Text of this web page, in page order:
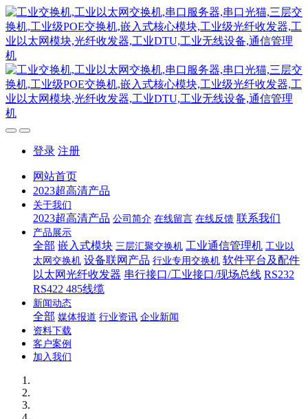
登录 注册
网站首页
2023超高清产品
关于我们
2023超高清产品 公司简介 在线留言 在线反馈 联系我们
产品展示
全部 嵌入式模块 三层汇聚交换机 工业通信管理机 工业以
太网交换机 设备联网产品 行业专用交换机 软件平台及配件
以太网光纤收发器 串行接口/工业接口/现场总线 RS232
RS422 485线缆
新闻动态
全部 媒体报道 行业资讯 企业新闻
资料下载
客户案例
加入我们